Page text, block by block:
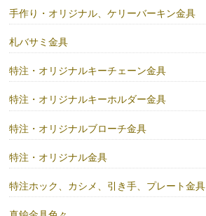
手作り・オリジナル、ケリーバーキン金具
札バサミ金具
特注・オリジナルキーチェーン金具
特注・オリジナルキーホルダー金具
特注・オリジナルブローチ金具
特注・オリジナル金具
特注ホック、カシメ、引き手、プレート金具